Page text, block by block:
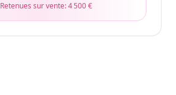
Retenues sur vente:4 500 €